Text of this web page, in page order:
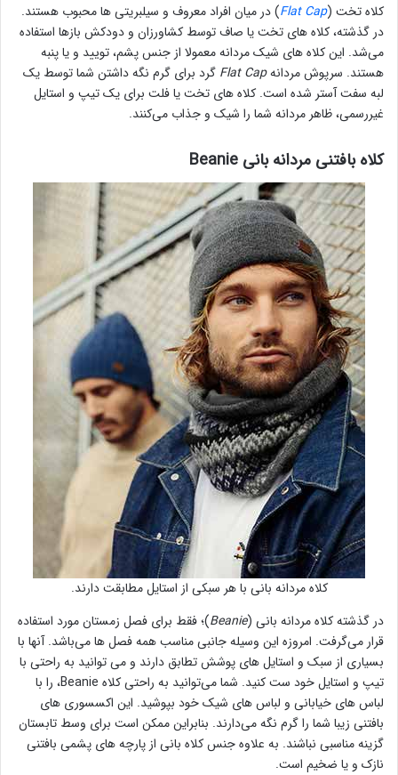
کلاه تخت (Flat Cap) در میان افراد معروف و سیلبریتی ها محبوب هستند.
در گذشته، کلاه های تخت یا صاف توسط کشاورزان و دودکش بازها استفاده
می‌شد. این کلاه های شیک مردانه معمولا از جنس پشم، تویید و یا پنبه
هستند. سرپوش مردانهFlat Cap گرد برای گرم نگه داشتن شما توسط یک
لبه سفت آستر شده است. کلاه های تخت یا فلت برای یک تیپ و استایل
غیررسمی، ظاهر مردانه شما را شیک و جذاب می‌کنند.
کلاه بافتنی مردانه بانی Beanie
کلاه مردانه بانی با هر سبکی از استایل مطابقت دارند.
در گذشته کلاه مردانه بانی (Beanie)؛ فقط برای فصل زمستان مورد استفاده
قرار می‌گرفت. امروزه این وسیله جانبی مناسب همه فصل ها می‌باشد. آنها با
بسیاری از سبک و استایل های پوشش تطابق دارند و می توانید به راحتی با
تیپ و استایل خود ست کنید. شما می‌توانید به راحتی کلاه Beanie، را با
لباس های خیابانی و لباس های شیک خود بپوشید. این اکسسوری های
بافتنی زیبا شما را گرم نگه می‌دارند. بنابراین ممکن است برای وسط تابستان
گزینه مناسبی نباشند. به علاوه جنس کلاه بانی از پارچه های پشمی‌ بافتنی
نازک و یا ضخیم است.